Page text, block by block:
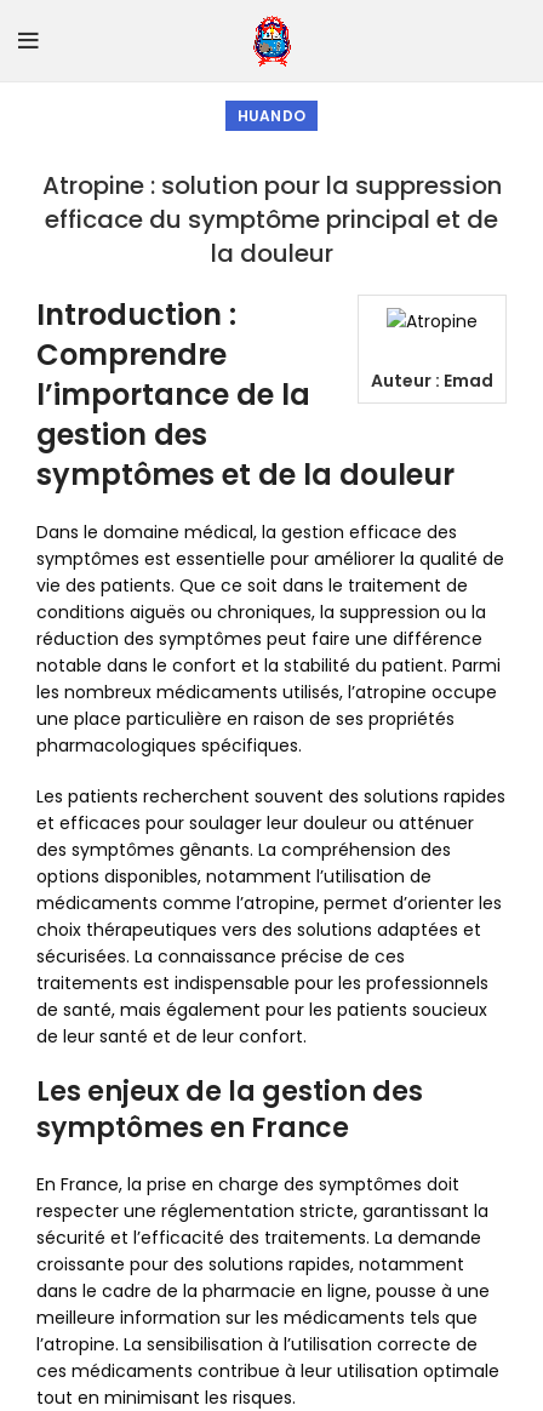
HUANDO
Atropine : solution pour la suppression
efficace du symptôme principal et de
la douleur
Auteur : Emad
Introduction :
Comprendre
l’importance de la
gestion des
symptômes et de la douleur
Dans le domaine médical, la gestion efficace des
symptômes est essentielle pour améliorer la qualité de
vie des patients. Que ce soit dans le traitement de
conditions aiguës ou chroniques, la suppression ou la
réduction des symptômes peut faire une différence
notable dans le confort et la stabilité du patient. Parmi
les nombreux médicaments utilisés, l’atropine occupe
une place particulière en raison de ses propriétés
pharmacologiques spécifiques.
Les patients recherchent souvent des solutions rapides
et efficaces pour soulager leur douleur ou atténuer
des symptômes gênants. La compréhension des
options disponibles, notamment l’utilisation de
médicaments comme l’atropine, permet d’orienter les
choix thérapeutiques vers des solutions adaptées et
sécurisées. La connaissance précise de ces
traitements est indispensable pour les professionnels
de santé, mais également pour les patients soucieux
de leur santé et de leur confort.
Les enjeux de la gestion des
symptômes en France
En France, la prise en charge des symptômes doit
respecter une réglementation stricte, garantissant la
sécurité et l’efficacité des traitements. La demande
croissante pour des solutions rapides, notamment
dans le cadre de la pharmacie en ligne, pousse à une
meilleure information sur les médicaments tels que
l’atropine. La sensibilisation à l’utilisation correcte de
ces médicaments contribue à leur utilisation optimale
tout en minimisant les risques.